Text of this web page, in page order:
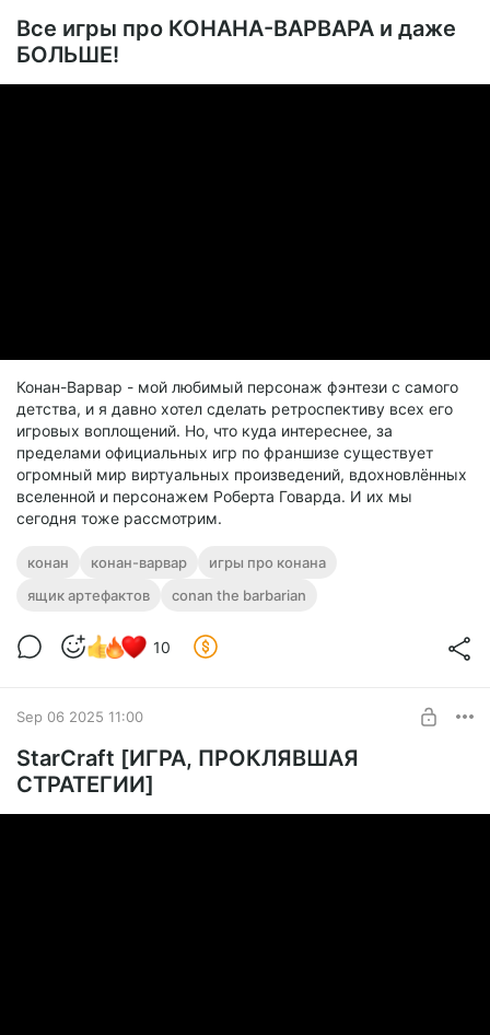
Все игры про КОНАНА-ВАРВАРА и даже
БОЛЬШЕ!
Конан-Варвар - мой любимый персонаж фэнтези с самого
детства, и я давно хотел сделать ретроспективу всех его
игровых воплощений. Но, что куда интереснее, за
пределами официальных игр по франшизе существует
огромный мир виртуальных произведений, вдохновлённых
вселенной и персонажем Роберта Говарда. И их мы
сегодня тоже рассмотрим.
конан конан-варвар
игры про конана
ящик артефактов
conan the barbarian
10
Sep 06 2025 11:00
StarCraft [ИГРА, ПРОКЛЯВШАЯ
СТРАТЕГИИ]